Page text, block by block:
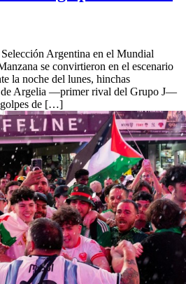
Argentina en el Mundial
se convirtieron en el escenario
la noche del lunes, hinchas
de Argelia —primer rival del Grupo J—
golpes de […]